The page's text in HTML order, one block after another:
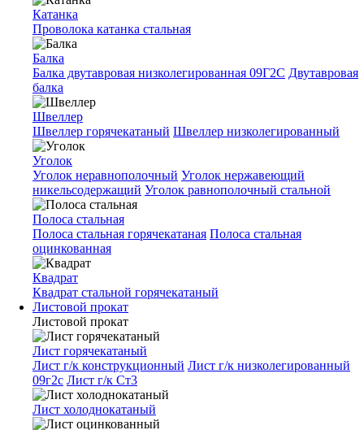
Катанка
Проволока катанка стальная
Балка
Балка двутавровая низколегированная 09Г2С Двутавровая
балка
Швеллер
Швеллер горячекатаный Швеллер низколегированный
Уголок
Уголок неравнополочный Уголок нержавеющий
никельсодержащий Уголок равнополочный стальной
Полоса стальная
Полоса стальная горячекатаная Полоса стальная
оцинкованная
Квадрат
Квадрат стальной горячекатаный
Листовой прокат
Листовой прокат
Лист горячекатаный
Лист г/к конструкционный Лист г/к низколегированный
09г2с Лист г/к Ст3
Лист холоднокатаный